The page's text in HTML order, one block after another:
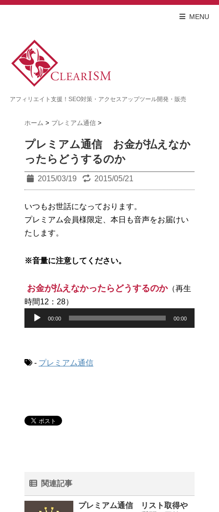
MENU
アフィリエイト支援！SEO対策・アクセスアップツール開発・販売
ホーム > プレミアム通信 >
プレミアム通信 お金が払えなか
ったらどうするのか
2015/03/19 2015/05/21
いつもお世話になっております。
プレミアム会員様限定、本日も音声をお届けい
たします。
※音量に注意してください。
お金が払えなかったらどうするのか（再生
時間12：28）
声
ー
00:00 00:00
- プレミアム通信
関連記事
プレミアム通信 リスト取得や